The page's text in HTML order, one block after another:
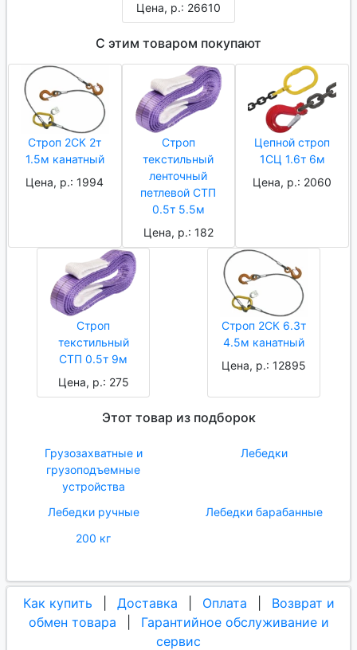
Цена, р.: 26610
С этим товаром покупают
Строп 2СК 2т
1.5м канатный
Цена, р.: 1994
Строп
текстильный
ленточный
петлевой СТП
0.5т 5.5м
Цена, р.: 182
Цепной строп
1СЦ 1.6т 6м
Цена, р.: 2060
Строп
текстильный
СТП 0.5т 9м
Цена, р.: 275
Строп 2СК 6.3т
4.5м канатный
Цена, р.: 12895
Этот товар из подборок
Грузозахватные и
грузоподъемные
устройства
Лебедки
Лебедки ручные
Лебедки барабанные
200 кг
Как купить Доставка Оплата
Возврат и
обмен товара
Гарантийное обслуживание и
сервис